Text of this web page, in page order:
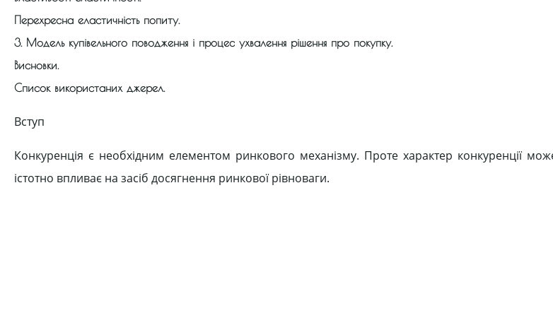
Перехресна еластичність попиту.
3. Модель купівельного поводження і процес ухвалення рішення про покупку.
Висновки.
Список використаних джерел.
Вступ
Конкуренція є необхідним елементом ринкового механізму. Проте характер конкуренції
істотно впливає на засіб досягнення ринкової рівноваги.